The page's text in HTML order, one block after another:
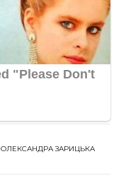
ОЛЕКСАНДРА ЗАРИЦЬКА